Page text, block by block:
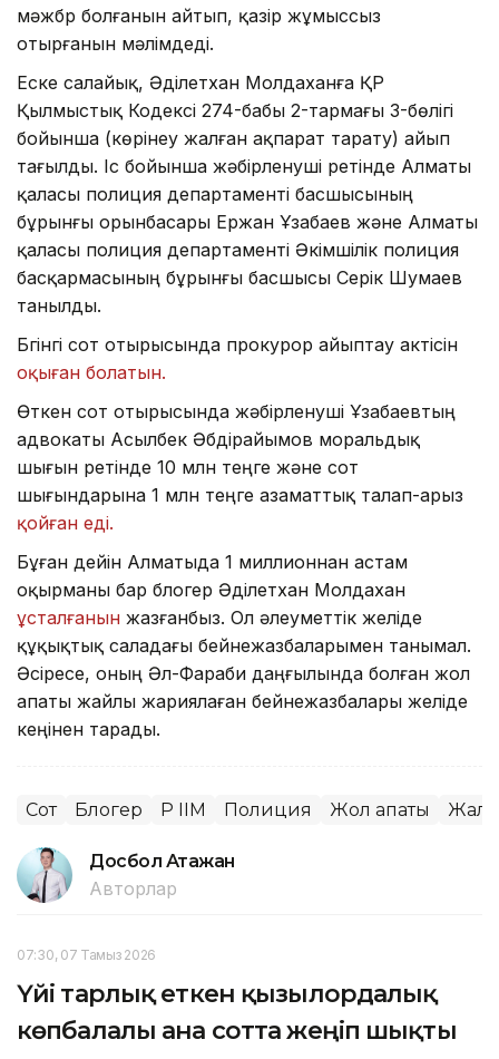
мәжбүр болғанын айтып, қазір жұмыссыз
отырғанын мәлімдеді.
Еске салайық, Әділетхан Молдаханға ҚР
Қылмыстық Кодексi 274-бабы 2-тармағы 3-бөлігі
бойынша (көрінеу жалған ақпарат тарату) айып
тағылды. Іс бойынша жәбірленуші ретінде Алматы
қаласы полиция департаменті басшысының
бұрынғы орынбасары Ержан Ұзабаев және Алматы
қаласы полиция департаменті Әкімшілік полиция
басқармасының бұрынғы басшысы Серік Шумаев
танылды.
Бүгінгі сот отырысында прокурор айыптау актісін
оқыған болатын.
Өткен сот отырысында жәбірленуші Ұзабаевтың
адвокаты Асылбек Әбдірайымов моральдық
шығын ретінде 10 млн теңге және сот
шығындарына 1 млн теңге азаматтық талап-арыз
қойған еді.
Бұған дейін Алматыда 1 миллионнан астам
оқырманы бар блогер Әділетхан Молдахан
ұсталғанын жазғанбыз. Ол әлеуметтік желіде
құқықтық саладағы бейнежазбаларымен танымал.
Әсіресе, оның Әл-Фараби даңғылында болған жол
апаты жайлы жариялаған бейнежазбалары желіде
кеңінен тарады.
Сот Блогер ҚР ІІМ Полиция Жол апаты
Досбол Атажан
Авторлар
07:30, 07 Тамыз 2026
Үйі тарлық еткен қызылордалық
көпбалалы ана сотта жеңіп шықты